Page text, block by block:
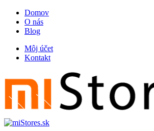
Skip
navigation
Skip
content
Domov
O nás
Blog
Môj účet
Kontakt